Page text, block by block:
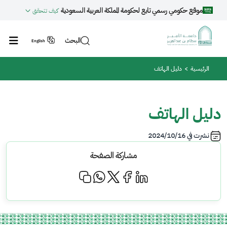
تجاوز إلى المحتوى الرئيسي
موقع حكومي رسمي تابع لحكومة المملكة العربية السعودية كيف تتحقق
البحث English
مسار التنقل
الرئيسية دليل الهاتف
دليل الهاتف
نشرت في2024/10/16
مشاركة الصفحة